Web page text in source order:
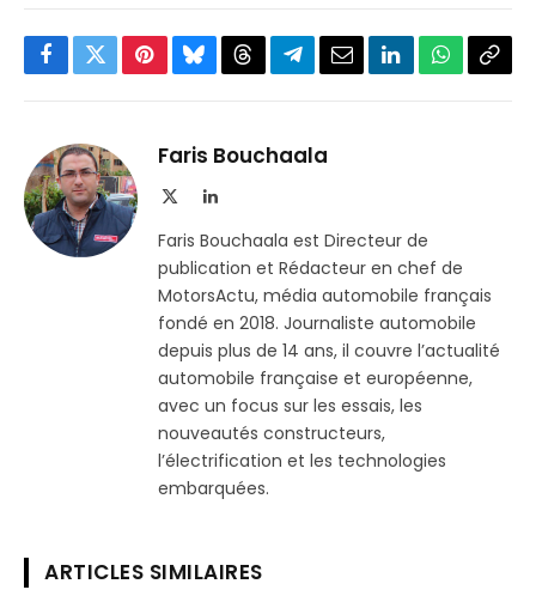
Facebook
TwitterPinterestBlueskyThreadsPartager
Telegram
EmailLinkedInWhatsApp
Faris Bouchaala
LinkedIn
Faris Bouchaala est Directeur de
publication et Rédacteur en chef de
MotorsActu, média automobile français
fondé en 2018. Journaliste automobile
depuis plus de 14 ans, il couvre l’actualité
automobile française et européenne,
avec un focus sur les essais, les
nouveautés constructeurs,
l’électrification et les technologies
embarquées.
ARTICLES SIMILAIRES